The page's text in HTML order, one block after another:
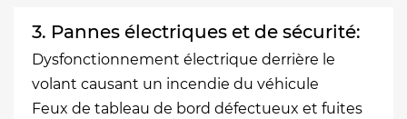
3. Pannes électriques et de sécurité:
Dysfonctionnement électrique derrière le
volant causant un incendie du véhicule
Feux de tableau de bord défectueux et fuites